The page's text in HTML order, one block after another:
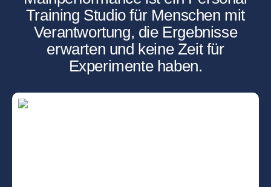
Training Studio für Menschen mit
Verantwortung, die Ergebnisse
erwarten und keine Zeit für
Experimente haben.